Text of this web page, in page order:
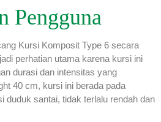
Pengguna
Kursi Komposit Type 6 secara
perhatian utama karena kursi ini
durasi dan intensitas yang
40 cm, kursi ini berada pada
duduk santai, tidak terlalu rendah dan